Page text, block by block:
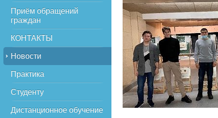
Приём обращений
граждан
КОНТАКТЫ
Новости
Практика
Студенту
Дистанционное обучение